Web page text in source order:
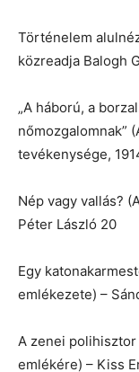
Történelem
közreadja Balogh
„A háború, a
nőmozgalomnak”
tevékenysége,
Nép vagy vallás?
Péter László 20
Egy
emlékezete) –
A zenei
emlékére) – Kiss